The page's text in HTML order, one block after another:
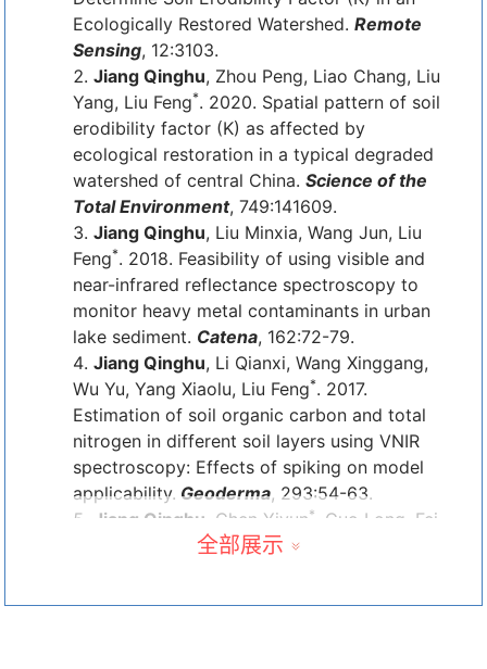
Ecologically Restored Watershed. Remote
Sensing, 12:3103.
Jiang Qinghu, Zhou Peng, Liao Chang, Liu
Yang, Liu Feng*. 2020. Spatial pattern of soil
erodibility factor (K) as affected by
ecological restoration in a typical degraded
watershed of central China. Science of the
Total Environment, 749:141609.
Jiang Qinghu, Liu Minxia, Wang Jun, Liu
Feng*. 2018. Feasibility of using visible and
near-infrared reflectance spectroscopy to
monitor heavy metal contaminants in urban
lake sediment. Catena, 162:72-79.
Jiang Qinghu, Li Qianxi, Wang Xinggang,
Wu Yu, Yang Xiaolu, Liu Feng*. 2017.
Estimation of soil organic carbon and total
nitrogen in different soil layers using VNIR
spectroscopy: Effects of spiking on model
applicability. Geoderma, 293:54-63.
Jiang Qinghu , Chen Yiyun*
, Guo Long, Fei
Teng, Qi Kun. 2016. Estimating Soil Organic
全部展示